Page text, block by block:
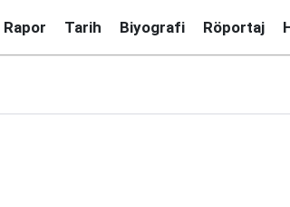
Rapor Tarih Biyografi Röportaj